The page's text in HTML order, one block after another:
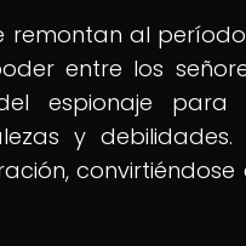
remontan al
entre los
espionaje para
y